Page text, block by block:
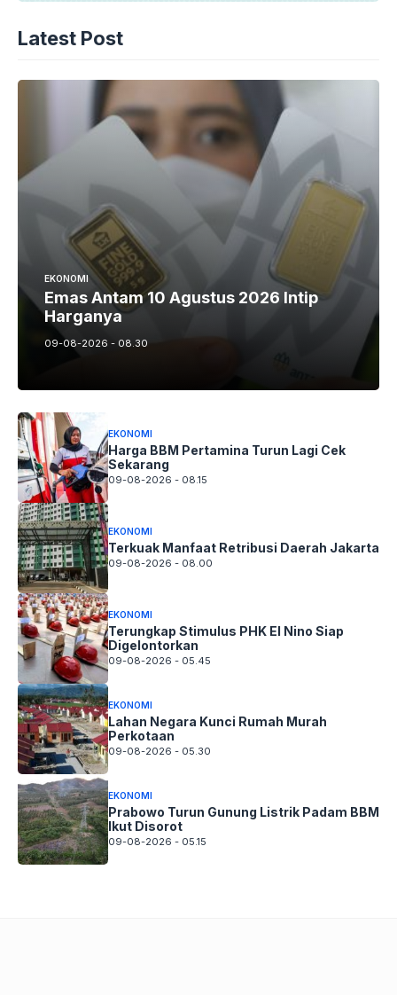
Latest Post
EKONOMI
Emas Antam 10 Agustus 2026 Intip
Harganya
09-08-2026 - 08.30
EKONOMI
Harga BBM Pertamina Turun Lagi Cek
Sekarang
09-08-2026 - 08.15
EKONOMI
Terkuak Manfaat Retribusi Daerah Jakarta
09-08-2026 - 08.00
EKONOMI
Terungkap Stimulus PHK El Nino Siap
Digelontorkan
09-08-2026 - 05.45
EKONOMI
Lahan Negara Kunci Rumah Murah
Perkotaan
09-08-2026 - 05.30
EKONOMI
Prabowo Turun Gunung Listrik Padam BBM
Ikut Disorot
09-08-2026 - 05.15